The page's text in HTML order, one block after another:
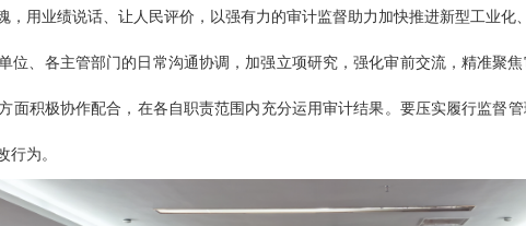
用业绩说话、让人民评价，以强有力的审计监督助力加快推进新型工业化
位、各主管部门的日常沟通协调，加强立项研究，强化审前交流，精准聚
面积极协作配合，在各自职责范围内充分运用审计结果。要压实履行监督
行为。